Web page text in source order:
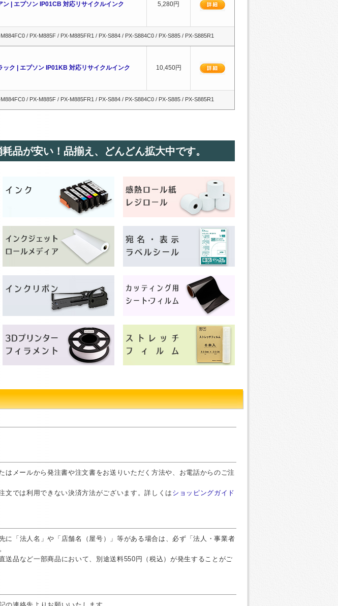
ン | エプソン IP01CB 対応リサイクルインク 5,280円
/ PX-M885F / PX-M885FR1 / PX-S884 / PX-S884C0 / PX-S885 / PX-S885R1
ック | エプソン IP01KB 対応リサイクルインク 10,450円
/ PX-M885F / PX-M885FR1 / PX-S884 / PX-S884C0 / PX-S885 / PX-S885R1
品が安い！品揃え、どんどん拡大中です。
はメールから発注書や注文書をお送りいただく方法や、お電話からのご注
文では利用できない決済方法がございます。詳しくは ショッピングガイド
に「法人名」や「店舗名（屋号）」等がある場合は、必ず「法人・事業者
送品など一部商品において、別途送料550円（税込）が発生することがご